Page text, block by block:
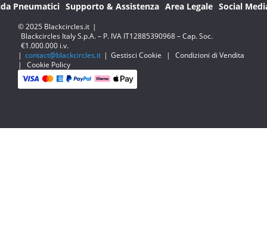
Pneumatici Supporto & Assistenza Area Legale Social
© 2025 Blackcircles.it |
Blackcircles Italy S.p.A. – P. IVA IT12885390968 – Cap. Soc.
€1.000.000 i.v.
| contact@blackcircles.it | Gestisci Cookie |
Condizioni di Vendita
|
Cookie Policy